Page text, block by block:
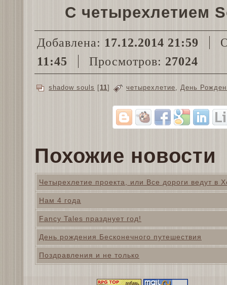
С четырехлетием
Добавлена: 17.12.2014 21:59
11:45
Просмотров: 27024
shadow souls [11] четырехлетие, День
Похожие новости
Четырехлетие проекта, или Все дороги ведут в
Нам 4 года
Fancy Tales празднует год!
День рождения Бесконечного путешествия
Поздравления и не только